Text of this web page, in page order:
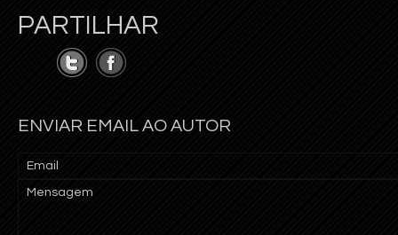
PARTILHAR
ENVIAR EMAIL AO AUTOR
Email
Mensagem